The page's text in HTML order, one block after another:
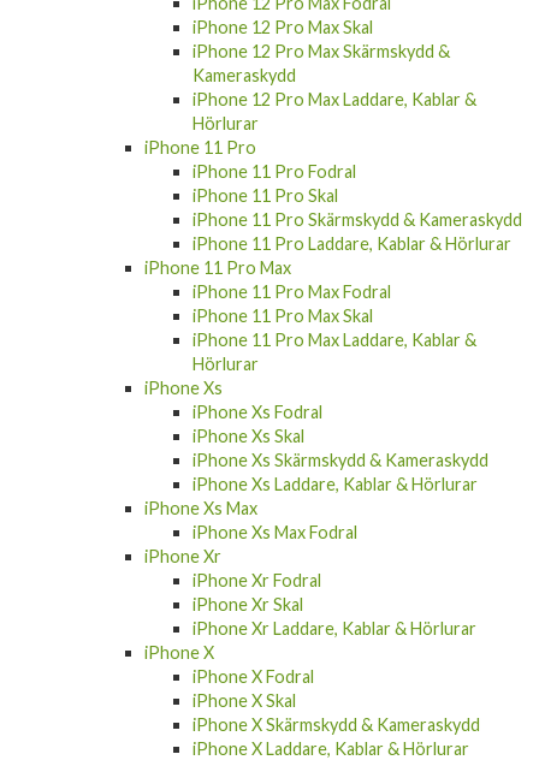
iPhone 12 Mini Skal
iPhone 12 Mini Skärmskydd & Kameraskydd
iPhone 12 Mini Laddare, Kablar & Hörlurar
iPhone 12 Pro Max
iPhone 12 Pro Max Fodral
iPhone 12 Pro Max Skal
iPhone 12 Pro Max Skärmskydd &
Kameraskydd
iPhone 12 Pro Max Laddare, Kablar &
Hörlurar
iPhone 11 Pro
iPhone 11 Pro Fodral
iPhone 11 Pro Skal
iPhone 11 Pro Skärmskydd & Kameraskydd
iPhone 11 Pro Laddare, Kablar & Hörlurar
iPhone 11 Pro Max
iPhone 11 Pro Max Fodral
iPhone 11 Pro Max Skal
iPhone 11 Pro Max Laddare, Kablar &
Hörlurar
iPhone Xs
iPhone Xs Fodral
iPhone Xs Skal
iPhone Xs Skärmskydd & Kameraskydd
iPhone Xs Laddare, Kablar & Hörlurar
iPhone Xs Max
iPhone Xs Max Fodral
iPhone Xr
iPhone Xr Fodral
iPhone Xr Skal
iPhone Xr Laddare, Kablar & Hörlurar